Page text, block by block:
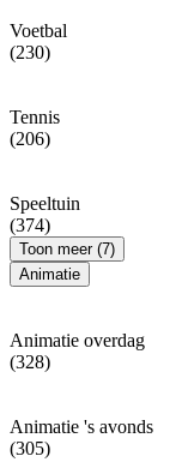
Voetbal
(230)
Tennis
(206)
Speeltuin
(374)
Toon meer (7)
Animatie
Animatie overdag
(328)
Animatie 's avonds
(305)